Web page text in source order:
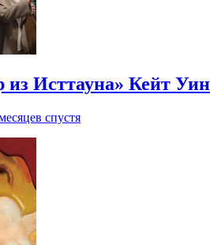
из Исттауна» Кейт
спустя